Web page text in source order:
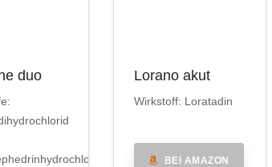
duo Lorano akut
Wirkstoff: Loratadin
BEI AMAZON